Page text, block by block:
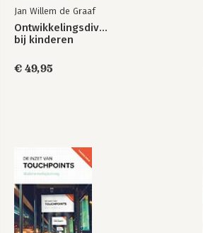
Jan Willem de Graaf
Ontwikkelingsdiversiteit
bij kinderen
€ 49,95